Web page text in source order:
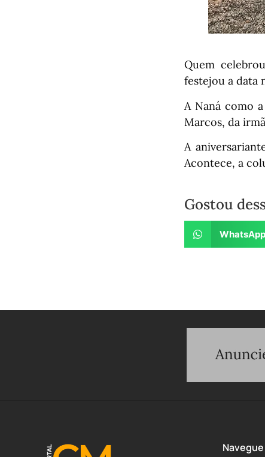
Quem
festejou a data
A Naná como
Marcos, da
A
Acontece, a
Gostou
WhatsApp